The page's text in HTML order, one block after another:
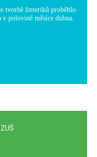
tvorbě limeriků proběhlo
polovině měsíce dubna.
ZUŠ